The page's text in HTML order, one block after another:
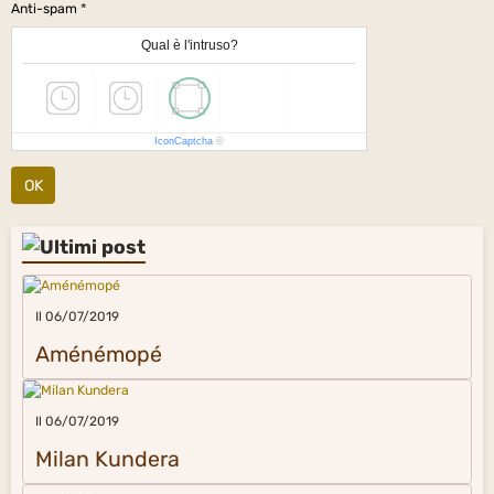
Anti-spam
Qual è l'intruso?
IconCaptcha ©
OK
Il 06/07/2019
Aménémopé
Il 06/07/2019
Milan Kundera